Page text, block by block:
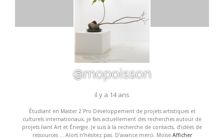
@mopoisson
il y a 14 ans
Étudiant en Master 2 Pro Développement de projets artistiques et
culturels internationaux, je fais actuellement des recherches autour de
projets liant Art et Énergie. Je suis à la recherche de contacts, d’idées de
ressources … Alors n’hésitez pas. D’avance merci. Moïse Afficher